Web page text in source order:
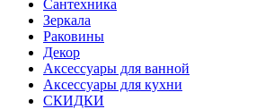
Сантехника
Зеркала
Раковины
Декор
Аксессуары для ванной
Аксессуары для кухни
СКИДКИ